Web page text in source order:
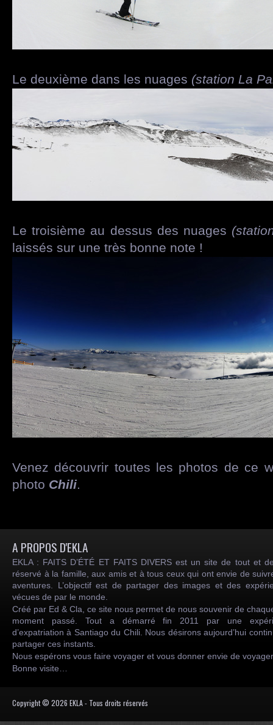
Le deuxième dans les nuages (station La
Le troisième au dessus des nuages
laissés sur une très bonne note !
Venez découvrir toutes les photos de ce
photo Chili.
A PROPOS D'EKLA
EKLA : FAITS D’ÉTÉ ET FAITS DIVERS est un site de tout et
réservé à la famille, aux amis et à tous ceux qui ont envie de
aventures. L’objectif est de partager des images et des
vécues de par le monde.
Créé par Ed & Cla, ce site nous permet de nous souvenir de
moment passé. Tout a démarré fin 2011 par une
d’expatriation à Santiago du Chili. Nous désirons aujourd’hui
partager ces instants.
Nous espérons vous faire voyager et vous donner envie de
Bonne visite…
Copyright © 2026 EKLA - Tous droits réservés